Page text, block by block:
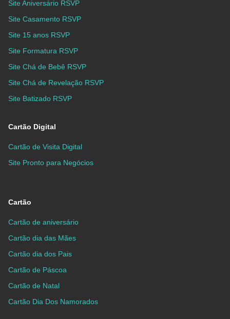
Site Aniversário RSVP
Site Casamento RSVP
Site 15 anos RSVP
Site Formatura RSVP
Site Chá de Bebê RSVP
Site Chá de Revelação RSVP
Site Batizado RSVP
Cartão Digital
Cartão de Visita Digital
Site Pronto para Negócios
Cartão
Cartão de aniversário
Cartão dia das Mães
Cartão dia dos Pais
Cartão de Páscoa
Cartão de Natal
Cartão Dia Dos Namorados